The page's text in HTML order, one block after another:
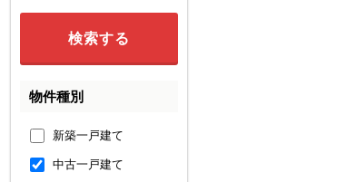
物件種別
新築一戸建て
中古一戸建て